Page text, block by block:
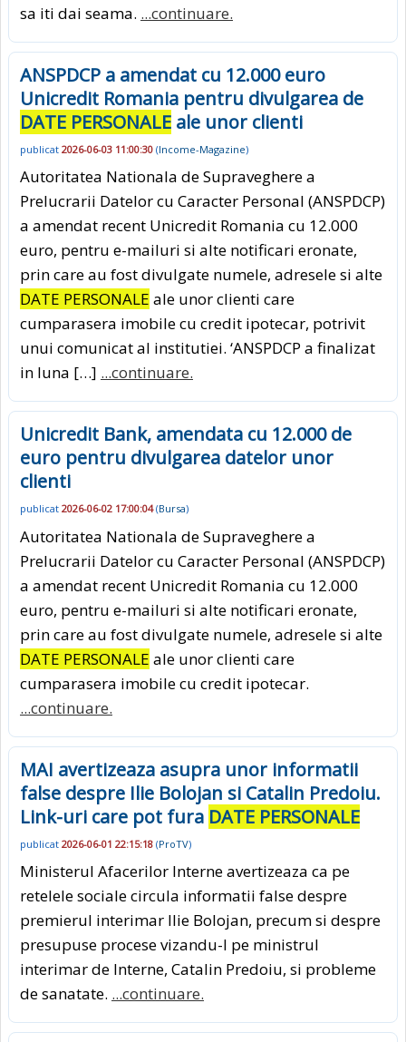
sa iti dai seama. ...continuare.
ANSPDCP a amendat cu 12.000 euro
Unicredit Romania pentru divulgarea de
DATE PERSONALE ale unor clienti
publicat 2026-06-03 11:00:30 (Income-Magazine)
Autoritatea Nationala de Supraveghere a
Prelucrarii Datelor cu Caracter Personal (ANSPDCP)
a amendat recent Unicredit Romania cu 12.000
euro, pentru e-mailuri si alte notificari eronate,
prin care au fost divulgate numele, adresele si alte
DATE PERSONALE ale unor clienti care
cumparasera imobile cu credit ipotecar, potrivit
unui comunicat al institutiei. ‘ANSPDCP a finalizat
in luna […] ...continuare.
Unicredit Bank, amendata cu 12.000 de
euro pentru divulgarea datelor unor
clienti
publicat 2026-06-02 17:00:04(Bursa)
Autoritatea Nationala de Supraveghere a
Prelucrarii Datelor cu Caracter Personal (ANSPDCP)
a amendat recent Unicredit Romania cu 12.000
euro, pentru e-mailuri si alte notificari eronate,
prin care au fost divulgate numele, adresele si alte
DATE PERSONALE ale unor clienti care
cumparasera imobile cu credit ipotecar.
...continuare.
MAI avertizeaza asupra unor informatii
false despre Ilie Bolojan si Catalin Predoiu.
Link-uri care pot fura DATE PERSONALE
publicat 2026-06-01 22:15:18 (ProTV)
Ministerul Afacerilor Interne avertizeaza ca pe
retelele sociale circula informatii false despre
premierul interimar Ilie Bolojan, precum si despre
presupuse procese vizandu-l pe ministrul
interimar de Interne, Catalin Predoiu, si probleme
de sanatate. ...continuare.